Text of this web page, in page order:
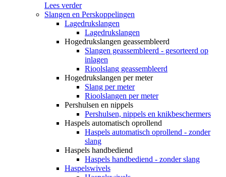
Lees verder
Slangen en Perskoppelingen
Lagedrukslangen
Lagedrukslangen
Hogedrukslangen geassembleerd
Slangen geassembleerd - gesorteerd op
inlagen
Rioolslang geassembleerd
Hogedrukslangen per meter
Slang per meter
Rioolslangen per meter
Pershulsen en nippels
Pershulsen, nippels en knikbeschermers
Haspels automatisch oprollend
Haspels automatisch oprollend - zonder
slang
Haspels handbediend
Haspels handbediend - zonder slang
Haspelswivels